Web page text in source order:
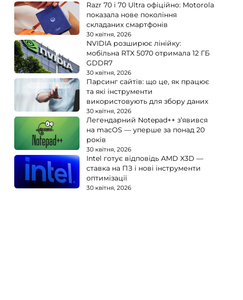
Razr 70 і 70 Ultra офіційно: Motorola
показала нове покоління
складаних смартфонів
30 квітня, 2026
NVIDIA розширює лінійку:
мобільна RTX 5070 отримала 12 ГБ
GDDR7
30 квітня, 2026
Парсинг сайтів: що це, як працює
та які інструменти
використовують для збору даних
30 квітня, 2026
Легендарний Notepad++ з’явився
на macOS — уперше за понад 20
років
30 квітня, 2026
Intel готує відповідь AMD X3D —
ставка на ПЗ і нові інструменти
оптимізації
30 квітня, 2026